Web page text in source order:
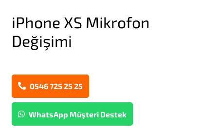
iPhone XS Mikrofon
Değişimi
0546 725 25 25
WhatsApp Müşteri Destek